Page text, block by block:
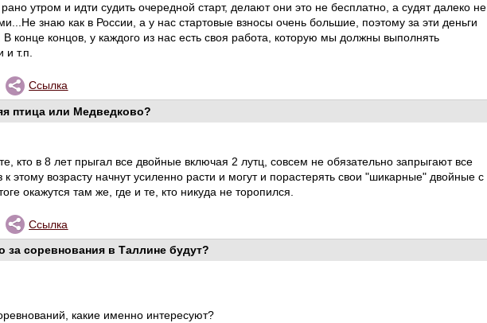
утром и идти судить очередной старт, делают они это не бесплатно, а судят далеко не
знаю как в России, а у нас стартовые взносы очень большие, поэтому за эти деньги
В конце концов, у каждого из нас есть своя работа, которую мы должны выполнять
и т.п.
Ссылка
птица или Медведково?
кто в 8 лет прыгал все двойные включая 2 лутц, совсем не обязательно запрыгают все
этому возрасту начнут усиленно расти и могут и порастерять свои "шикарные" двойные с
окажутся там же, где и те, кто никуда не торопился.
Ссылка
за соревнования в Таллине будут?
какие именно интересуют?